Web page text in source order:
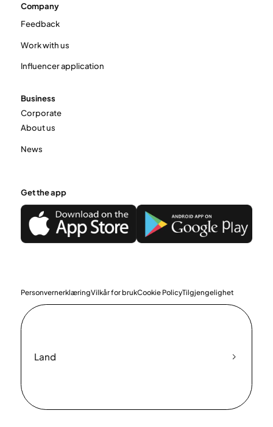
Company
Feedback
Work with us
Influencer application
Business
Corporate
About us
News
Get the app
PersonvernerklæringVilkår for brukCookie PolicyTilgjengelighet
Land